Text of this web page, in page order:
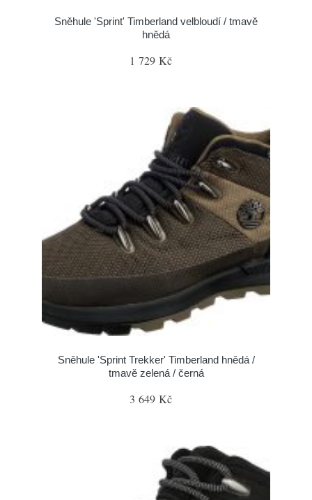
Sněhule 'Sprint' Timberland velbloudí / tmavě
hnědá
1 729 Kč
Sněhule 'Sprint Trekker' Timberland hnědá /
tmavě zelená / černá
3 649 Kč